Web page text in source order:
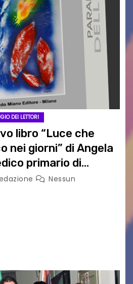
DEI LETTORI
libro “Luce che
nei giorni” di Angela
primario di
Nessun